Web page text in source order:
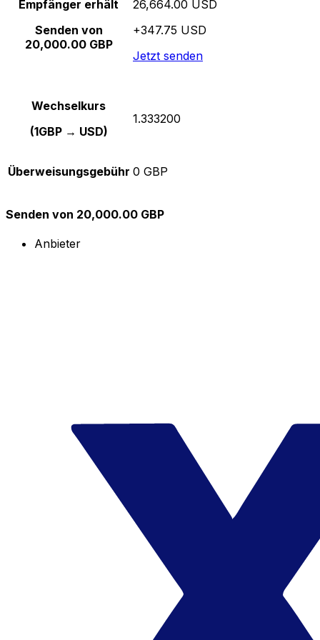
Empfänger erhält
Senden von
20,000.00 GBP
26,664.00 USD
+347.75 USD
Jetzt senden
Wechselkurs
(1GBP → USD)
1.333200
Überweisungsgebühr 0 GBP
Senden von 20,000.00 GBP
Anbieter